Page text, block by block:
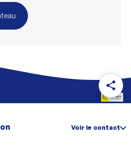
share
Voir le contact
Oelegem